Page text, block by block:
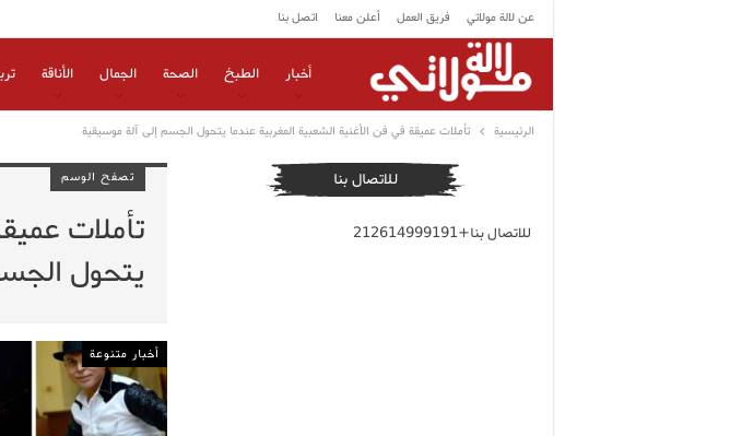
عن لالة مولاتي فريق العمل أعلن معنا اتصل بنا
أخبار الطبخ الصحة الجمال الأناقة
الرئيسية تأملات عميقة في فن الأغنية الشعبية المغربية عندما يتحول الجسم إلى آلة موسيقية
تصفح الوسم
تأملات
يتحول
أخبار متنوعة
للاتصال بنا
للاتصال بنا+212614999191